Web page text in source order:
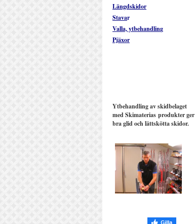
Längdskidor
Stavar
Valla, ytbehandling
Pjäxor
Ytbehandling av skidbelaget
med Skimaterias produkter ger
bra glid och lättskötta skidor.